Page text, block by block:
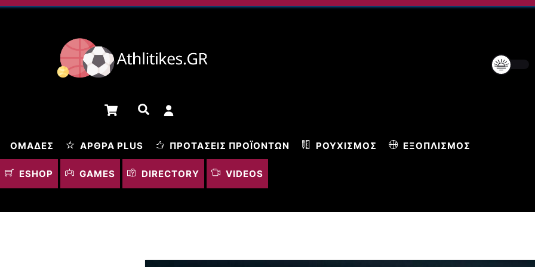
Cart Αναζήτηση
ΟΜΆΔΕΣ ΆΡΘΡΑ PLUS ΠΡΟΤΆΣΕΙΣ ΠΡΟΪΌΝΤΩΝ ΡΟΥΧΙΣΜΌΣ ΕΞΟΠΛΙΣΜΌΣ
ESHOP GAMES DIRECTORY VIDEOS